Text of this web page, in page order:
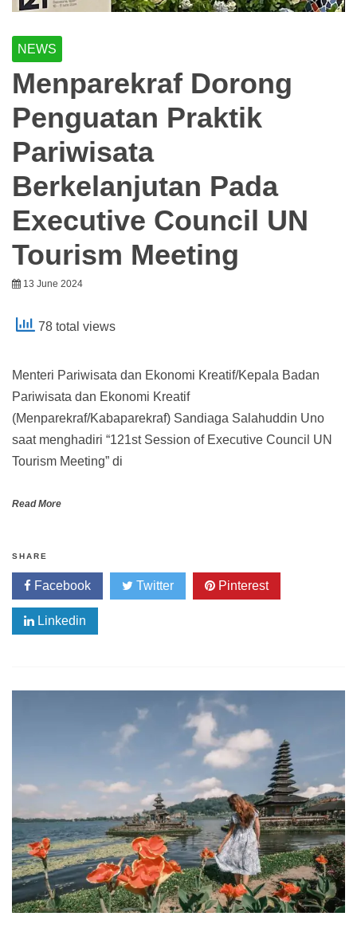
NEWS
Menparekraf Dorong
Penguatan Praktik
Pariwisata
Berkelanjutan Pada
Executive Council UN
Tourism Meeting
13 June 2024
78 total views
Menteri Pariwisata dan Ekonomi Kreatif/Kepala Badan
Pariwisata dan Ekonomi Kreatif
(Menparekraf/Kabaparekraf) Sandiaga Salahuddin Uno
saat menghadiri “121st Session of Executive Council UN
Tourism Meeting” di
Read More
SHARE
Facebook Twitter Pinterest
Linkedin